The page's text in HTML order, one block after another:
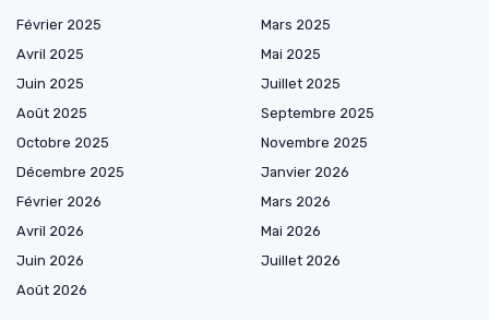
Février 2025
Mars 2025
Avril 2025
Mai 2025
Juin 2025
Juillet 2025
Août 2025
Septembre 2025
Octobre 2025
Novembre 2025
Décembre 2025
Janvier 2026
Février 2026
Mars 2026
Avril 2026
Mai 2026
Juin 2026
Juillet 2026
Août 2026